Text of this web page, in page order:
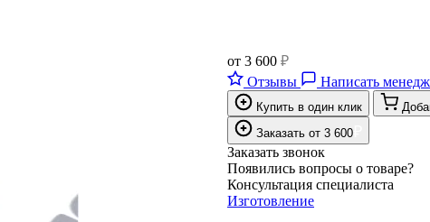
от 3 600 ₽
Отзывы
Написать
Купить в один клик
Заказать от 3 600
Заказать звонок
Появились вопросы о товаре?
Консультация специалиста
Изготовление